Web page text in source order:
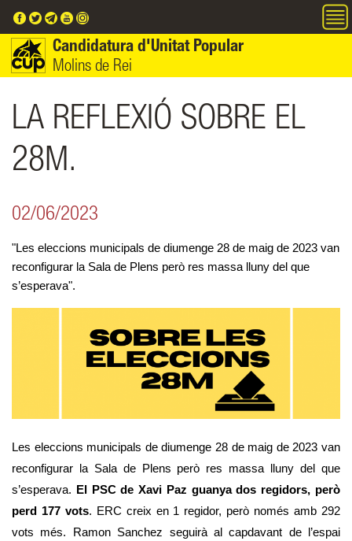
Candidatura d'Unitat Popular
Molins de Rei
LA REFLEXIÓ SOBRE EL
28M.
02/06/2023
"Les eleccions municipals de diumenge 28 de maig de 2023 van
reconfigurar la Sala de Plens però res massa lluny del que
s’esperava".
Les eleccions municipals de diumenge 28 de maig de 2023 van
reconfigurar la Sala de Plens però res massa lluny del que
s’esperava.
El PSC de Xavi Paz guanya dos regidors, però
perd 177 vots. ERC creix en 1 regidor, però només amb 292
vots més. Ramon Sanchez seguirà al capdavant de l’espai